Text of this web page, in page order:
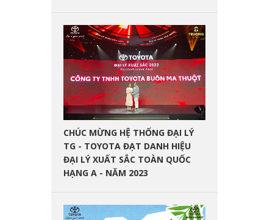
CHÚC MỪNG HỆ THỐNG ĐẠI LÝ
TG - TOYOTA ĐẠT DANH HIỆU
ĐẠI LÝ XUẤT SẮC TOÀN QUỐC
HẠNG A - NĂM 2023